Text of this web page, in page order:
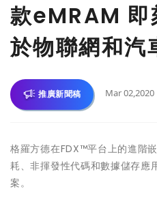
款eMRAM 即
於物聯網和汽
推廣新聞稿 Mar 02,2020
格羅方德在FDX™平台上的進階
耗、非揮發性代碼和數據儲存應
案。